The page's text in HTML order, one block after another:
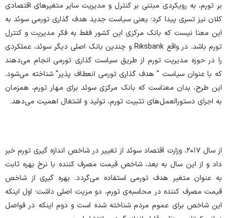
بر تورم، به رویکردی مبتنی بر کنترل و مدیریت سایر متغیر‌های اقتصادی
کلان نیز تسری پیدا کرد؛ یعنی سیاست جدید هدف گذاری تورمی سوئد به
این معنا نیست که بانک مرکزی این کشور فقط به فکر مدیریت و کنترل
تورم باشد. در واقع Riksbank و چندین بانک اصلی دیگر سوئد، عملکردی
را در حوزه مدیریت تورم از طریق سیاست گذاری تورمی انجام می‌دهند
که با عنوان سیاست " هدف گذاری تورمی انعطاف پذیر" شناخته می‌شود.
این طرح، بدان معناست که بانک مرکزی سوئد برای مهار تورم، همزمان
به اجرای دستورالعمل‌های تثبیت تورم، تولید و اشتغال اهمیت می‌دهد.
از سال ۲۰۱۷، وزارت اقتصاد سوئد از تغییر در شاخص اندازه گیری تورم خبر
داد و از این سال به بعد، شاخص قیمت مصرف کننده با نرخ بهره ثابت
به عنوان متغیر هدف تورمی استفاده می‌گردد. بهره گیری از شاخص
قیمت مصرف کننده در محاسبه‌ی تورم، دو مزیت اصلی داشت؛ اول اینکه
این شاخص برای عموم مردم شناخته شده است و دوم اینکه در فواصل